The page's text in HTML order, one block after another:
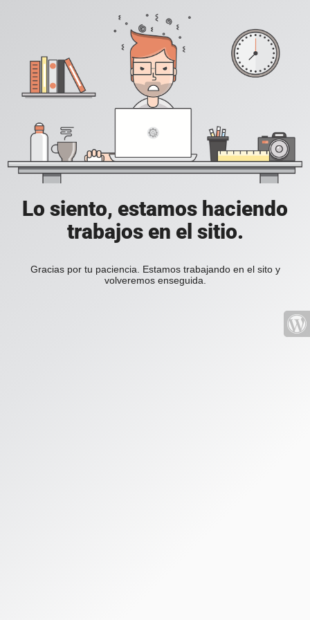
Lo siento, estamos haciendo
trabajos en el sitio.
Gracias por tu paciencia. Estamos trabajando en el sito y
volveremos enseguida.